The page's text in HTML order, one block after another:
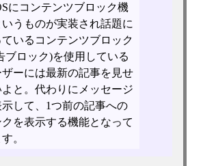
にコンテンツブロック機
うものが実装され話題に
ているコンテンツブロック
ブロック)を使用している
ーには最新の記事を見せ
よと。代わりにメッセージ
示して、1つ前の記事への
クを表示する機能となって
。